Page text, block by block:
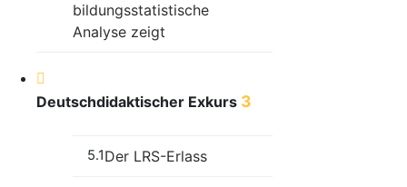
bildungsstatistische
Analyse zeigt
Deutschdidaktischer Exkurs 3
5.1Der LRS-Erlass